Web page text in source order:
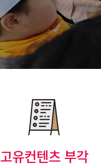
고유컨텐츠 부각